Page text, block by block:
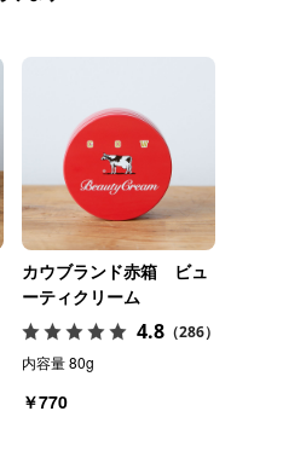
カウブランド赤箱 ビュ
ーティクリーム
4.8（286）
内容量 80g
￥770